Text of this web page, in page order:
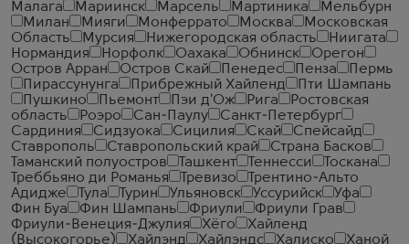
Малага
Мариинск Марсель Мартиника
Мельбурн
Милан
Мияги Монферрато Москва
Московская
Область
Мурсия Нижегородская область
Ниигата
Нормандия
Норфолк Оахака Обнинск
Орегон
Остров Арран
Остров Скай Пенедес Пенза
Пермь
Пирассунунга
Прибрежный Хайленд
Пти Шампань
Пушкино
Пьемонт Пэи д'Ож Рига
Ростовская
область
Роэро Сан-Паулу
Санкт-Петербург
Сардиния
Сидзуока Сицилия Скай
Спейсайд
Ставрополь
Ставропольский край
Страна Басков
Таманский полуостров
Ташкент Теннесси
Тоскана
Треббьяно ди Романья
Тревизо
Трентино-Альто
Адидже
Тула Турин Ульяновск Уссурийск
Уфа
Фин Буа
Фин Шампань Фриули
Фриули Грав
Фриули-Венеция-Джулия
Хёго
Хайленд
(Высокогорье)
Хайлэнд Хайлэндс Халиско
Ханой